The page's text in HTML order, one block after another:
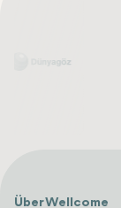
Über Wellcome